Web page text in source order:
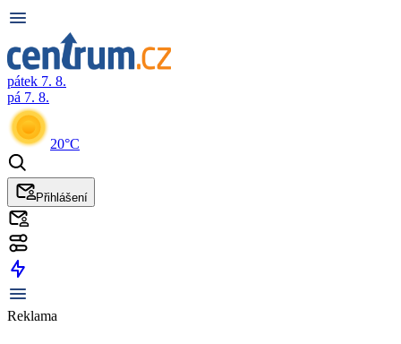
pátek 7. 8.
pá 7. 8.
20°C
Přihlášení
Reklama